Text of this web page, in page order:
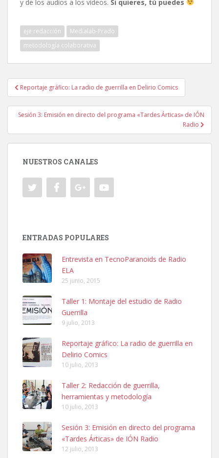
y de los audios a los vídeos. Si quieres, tú puedes
eje redacción
Medialab-Prado
metodología colaborativa
Navegación
de
entradas
Reportaje gráfico: La radio de guerrilla en Delirio Comics
Sesión 3: Emisión en directo del programa «Tardes Árticas» de IÓN
Radio
NUESTROS CANALES
ENTRADAS POPULARES
Entrevista en TecnoParanoids de Radio
ELA
25 junio, 2015
Taller 1: Montaje del estudio de Radio
Guerrilla
9 julio, 2013
Reportaje gráfico: La radio de guerrilla en
Delirio Comics
10 julio, 2013
Taller 2: Redacción de guerrilla,
herramientas y metodología
10 julio, 2013
Sesión 3: Emisión en directo del programa
«Tardes Árticas» de IÓN Radio
12 julio, 2013